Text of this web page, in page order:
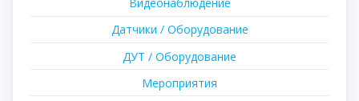
Датчики / Оборудование
ДУТ / Оборудование
Мероприятия